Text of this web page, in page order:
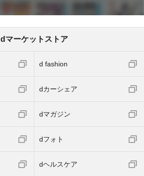
dマーケットストア
d fashion
dカーシェア
dマガジン
dフォト
dヘルスケア